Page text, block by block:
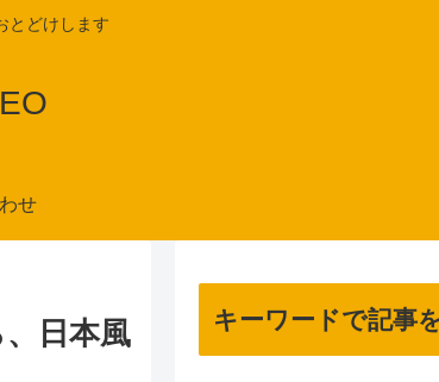
とどけします
せ
日本風 キーワードで記事